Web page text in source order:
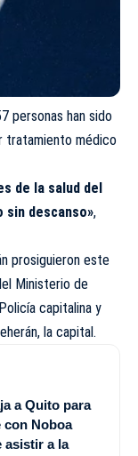
personas han sido
tratamiento médico
de la salud del
sin descanso»,
prosiguieron este
Ministerio de
capitalina y
la capital.
a Quito para
con Noboa
asistir a la